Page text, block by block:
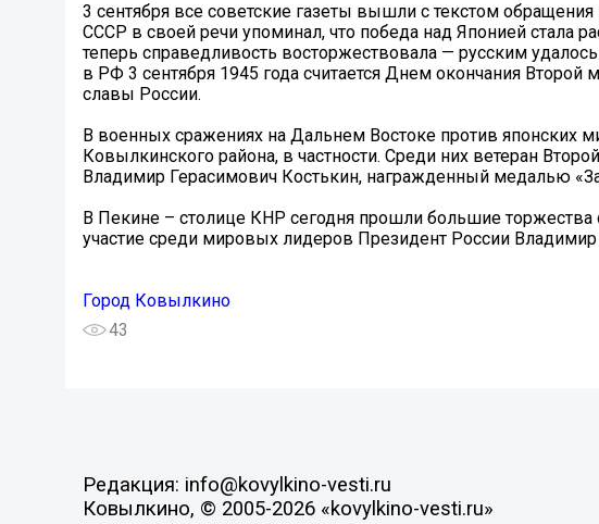
3 сентября все советские газеты вышли с текстом
СССР в своей речи упоминал, что победа над Японией стала
теперь справедливость восторжествовала — русским
в РФ 3 сентября 1945 года считается Днем окончания
славы России.
В военных сражениях на Дальнем Востоке против японских
Ковылкинского района, в частности. Среди них ветеран
Владимир Герасимович Костькин, награжденный медалью
В Пекине – столице КНР сегодня прошли большие
участие среди мировых лидеров Президент России
Город Ковылкино
43
Редакция: info@kovylkino-vesti.ru
Ковылкино, © 2005-2026 «kovylkino-vesti.ru»